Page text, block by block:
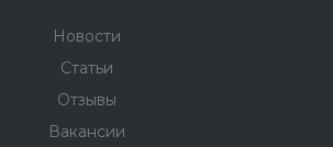
Новости
Статьи
Отзывы
Вакансии